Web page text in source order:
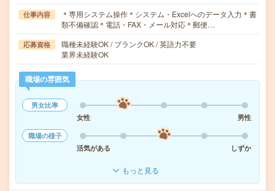
仕事内容
＊専用システム操作＊システム・Excelへのデータ入力＊書
類不備確認＊電話・FAX・メール対応＊郵便…
応募資格
職種未経験OK / ブランクOK / 英語力不要
業界未経験OK
職場の雰囲気
男女比率
女性
男性
職場の様子
活気がある
しずか
もっと見る